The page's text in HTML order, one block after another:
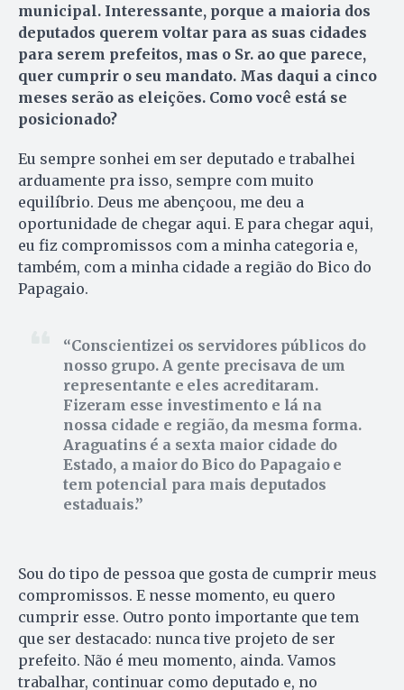
municipal. Interessante, porque a maioria dos
deputados querem voltar para as suas cidades
para serem prefeitos, mas o Sr. ao que parece,
quer cumprir o seu mandato. Mas daqui a cinco
meses serão as eleições. Como você está se
posicionado?
Eu sempre sonhei em ser deputado e trabalhei
arduamente pra isso, sempre com muito
equilíbrio. Deus me abençoou, me deu a
oportunidade de chegar aqui. E para chegar aqui,
eu fiz compromissos com a minha categoria e,
também, com a minha cidade a região do Bico do
Papagaio.
Conscientizei os servidores públicos do
nosso grupo. A gente precisava de um
representante e eles acreditaram.
Fizeram esse investimento e lá na
nossa cidade e região, da mesma forma.
Araguatins é a sexta maior cidade do
Estado, a maior do Bico do Papagaio e
tem potencial para mais deputados
estaduais.
Sou do tipo de pessoa que gosta de cumprir meus
compromissos. E nesse momento, eu quero
cumprir esse. Outro ponto importante que tem
que ser destacado: nunca tive projeto de ser
prefeito. Não é meu momento, ainda. Vamos
trabalhar, continuar como deputado e, no